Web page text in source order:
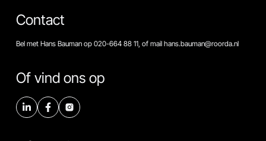
Contact
Bel met Hans Bauman op 020-664 88 11, of mail hans.bauman@roorda.nl
Of vind ons op